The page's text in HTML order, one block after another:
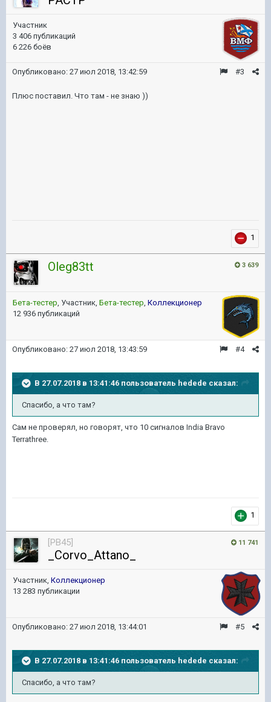
Участник
3 406 публикаций
6 226 боёв
#3
Опубликовано: 27 июл 2018, 13:42:59
Плюс поставил. Что там - не знаю ))
1
3 639
Oleg83tt
Бета-тестер , Участник, Бета-тестер Коллекционер
12 936 публикаций
#4
Опубликовано: 27 июл 2018, 13:43:59
В 27.07.2018 в 13:41:46 пользователь hedede сказал:
Спасибо, а что там?
Сам не проверял, но говорят, что 10 сигналов India Bravo
Terrathree.
1
11 741
[PB45]
_Corvo_Attano_
Участник, Коллекционер
13 283 публикации
#5
Опубликовано: 27 июл 2018, 13:44:01
В 27.07.2018 в 13:41:46 пользователь hedede сказал:
Спасибо, а что там?